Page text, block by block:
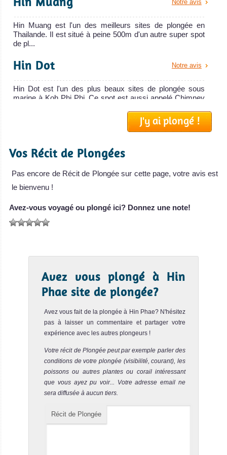
Notre avis
Hin Muang est l'un des meilleurs sites de plongée en
Thailande. Il est situé à peine 500m d'un autre super spot
de pl...
Notre avis
Hin Dot
Hin Dot est l'un des plus beaux sites de plongée sous
marine à Koh Phi Phi. Ce spot est aussi appelé Chimney
Notre avis
Le site de plongée Koh Bida Nok est le site sœur de Koh
Bida Nai situé à 2km au Sud de Koh Phi Phi Ley. Ce spot
est ...
Shark Point Phi Phi
autour de Koh Phi Phi. C'est le meilleur spot de Phi Phi
Notre avis
Palong Wall
Palong Wall est la plus belle plongée sur mur de Koh Phi
Phi. La profondeur maximale est de 18m. C'est une
plongée fac...
Notre avis
Maya Cave
a été le lieu de tournage du célèbre film "La Plage" avec
Notre avis
Lohsamah Bay
Le site de Lohsamah Bay est situé au Sud Est de l'Ile de
Koh Phi Phi Don. C'est un très bon spot de plongée de
J'y ai plongé !
Vos Récit de Plongées
Pas encore de Récit de Plongée sur cette page, votre avis est
le bienvenu !
Avez-vous voyagé ou plongé ici? Donnez une note!
Avez vous plongé à Hin
Phae site de plongée?
Avez vous fait de la plongée à Hin Phae? N'hésitez
pas à laisser un commentaire et partager votre
expérience avec les autres plongeurs !
Votre récit de Plongée peut par exemple parler des
conditions de votre plongée (visibilité, courant), les
poissons ou autres plantes ou corail intéressant
que vous ayez pu voir... Votre adresse email ne
sera diffusée à aucun tiers.
Récit de Plongée